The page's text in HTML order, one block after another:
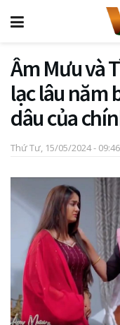
Âm Mưu và
lạc lâu năm
dâu của
Thứ Tư, 15/05/2024 - 09:46